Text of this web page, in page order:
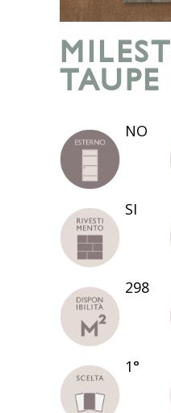
NO
SI
298
1°